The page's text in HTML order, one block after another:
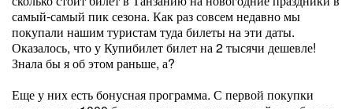
самый-самый пик сезона. Как раз совсем недавно мы
покупали нашим туристам туда билеты на эти даты.
Оказалось, что у Купибилет билет на 2 тысячи дешевле!
Знала бы я об этом раньше, а?
Еще у них есть бонусная программа. С первой покупки